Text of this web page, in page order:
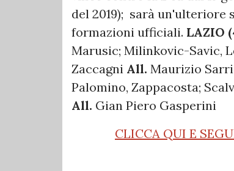
del 2019); sarà un'ulteriore
formazioni ufficiali. LAZIO
Marusic; Milinkovic-Savic,
Zaccagni All. Maurizio Sarri
Palomino, Zappacosta;
All. Gian Piero Gasperini
CLICCA QUI E